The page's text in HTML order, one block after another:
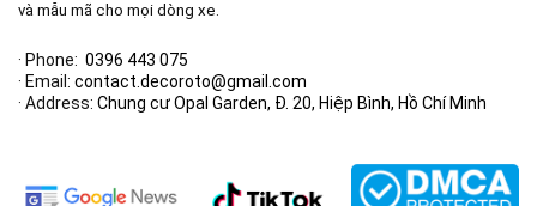
và mẫu mã cho mọi dòng xe.
· Phone: 0396 443 075
· Email: contact.decoroto@gmail.com
· Address: Chung cư Opal Garden, Đ. 20, Hiệp Bình, Hồ Chí Minh